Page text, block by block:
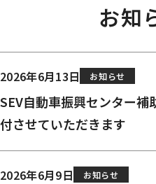
お知
2026年6月13日 お知らせ
SEV自動車振興センター補
付させていただきます
2026年6月9日 お知らせ